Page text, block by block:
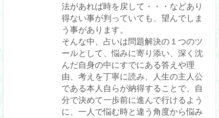
法があれば時を戻して・・・などあり
得ない事が判っていても、望んでしま
う事があります。
そんな中、占いは問題解決の１つのツ
ールとして、悩みに寄り添い、深く沈
んだ自身の中にすでにある答えや理
由、考えを丁寧に読み、人生の主人公
である本人自らが納得することで、自
分で決めて一歩前に進んで行けるよう
に、一人で悩む時と違う角度から悩み